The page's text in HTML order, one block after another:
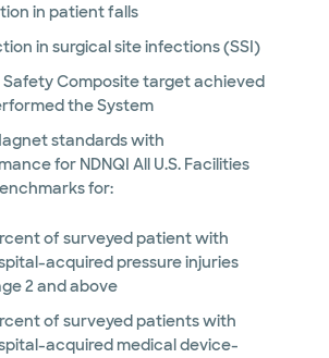
in patient falls
in surgical site infections (SSI)
Composite target achieved
the System
standards with
for NDNQI All U.S. Facilities
for:
of surveyed patient with
acquired pressure injuries
2 and above
of surveyed patients with
acquired medical device-